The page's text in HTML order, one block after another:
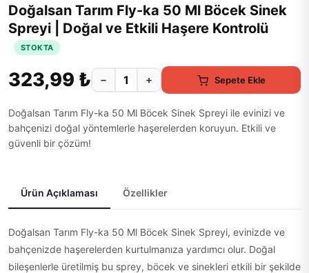
Doğalsan Tarım Fly-ka 50 Ml Böcek Sinek
Spreyi | Doğal ve Etkili Haşere Kontrolü
STOKTA
323,99 ₺ − + Sepete Ekle
Doğalsan Tarım Fly-ka 50 Ml Böcek Sinek Spreyi ile evinizi ve
bahçenizi doğal yöntemlerle haşerelerden koruyun. Etkili ve
güvenli bir çözüm!
Ürün Açıklaması Özellikler
Doğalsan Tarım Fly-ka 50 Ml Böcek Sinek Spreyi, evinizde ve
bahçenizde haşerelerden kurtulmanıza yardımcı olur. Doğal
bileşenlerle üretilmiş bu sprey, böcek ve sinekleri etkili bir şekilde